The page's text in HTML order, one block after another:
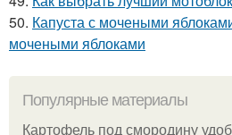
50. Капуста с мочеными
мочеными яблоками
Популярные материалы
Картофель под смородину